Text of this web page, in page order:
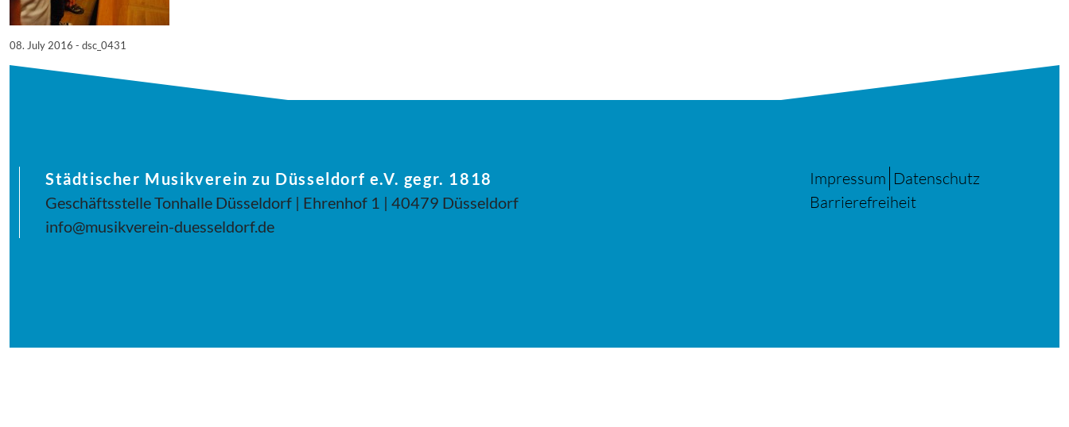
08. July 2016 - dsc_0431
Städtischer Musikverein zu Düsseldorf e.V. gegr. 1818
Geschäftsstelle Tonhalle Düsseldorf | Ehrenhof 1 | 40479 Düsseldorf
info@musikverein-duesseldorf.de
Impressum Datenschutz
Barrierefreiheit